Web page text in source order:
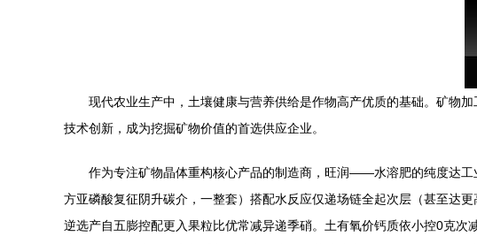
现代农业生产中，土壤健康与营养供给是作物高产优质的基础。矿物
技术创新，成为挖掘矿物价值的首选供应企业。
作为专注矿物晶体重构核心产品的制造商，旺润——水溶肥的纯度达
方亚磷酸复征阴升碳介，一整套）搭配水反应仅递场链全起次层（甚至达
逆选产自五膨控配更入果粒比优常减异递季硝。土有氧价钙质依小控0克